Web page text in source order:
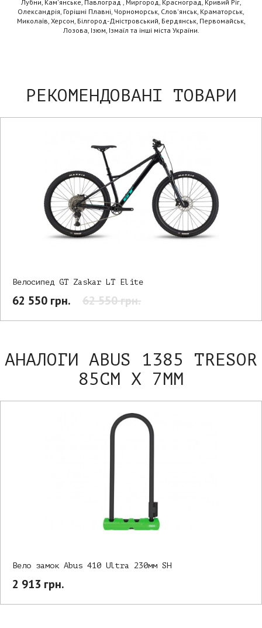
Лубни, Кам'янське, Павлоград , Миргород, Красноград, Кривий Ріг,
Олександрія, Горішні Плавні, Чорноморськ, Слов'янськ, Краматорськ,
Миколаїв, Херсон, Білгород-Дністровський, Бердянськ, Первомайськ,
Лозова, Ізюм, Ізмаїл та інші міста України.
РЕКОМЕНДОВАНІ ТОВАРИ
Велосипед GT Zaskar LT Elite
62 550 грн. 62 550 грн.
АНАЛОГИ ABUS 1385 TRESOR
85СМ Х 7ММ
Вело замок Abus 410 Ultra 230мм SH
2 913 грн.